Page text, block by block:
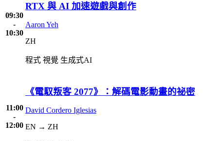
09:30
-
10:30
RTX 與 AI 加速遊戲與創作
Aaron Yeh
ZH
程式 視覺 生成式AI
11:00
-
12:00
《電馭叛客 2077》：解碼電影動畫的祕密
David Cordero Iglesias
EN → ZH